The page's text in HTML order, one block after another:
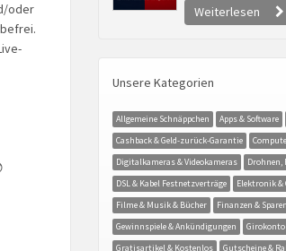
oder
Weiterlesen
Unsere Kategorien
Allgemeine Schnäppchen Apps & Software
Cashback & Geld-zurück-Garantie
Digitalkameras & Videokameras
Drohnen,
DSL & Kabel Festnetzverträge
Elektronik &
Filme & Musik & Bücher
Finanzen & Sparen
Gewinnspiele & Ankündigungen
Girokonto
Gratisartikel & Kostenlos
Gutscheine &